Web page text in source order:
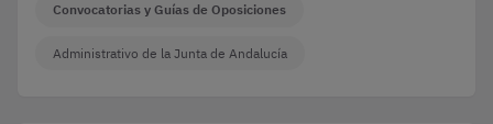
Convocatorias y Guías de Oposiciones
Administrativo de la Junta de Andalucía